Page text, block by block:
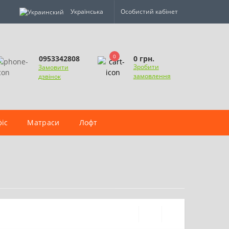
Українська Особистий кабінет
0953342808
Замовити
дзвінок
0 0 грн.
Зробити
замовлення
Матраси Лофт